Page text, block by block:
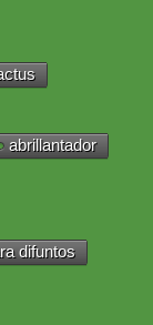
abrillantador
difuntos